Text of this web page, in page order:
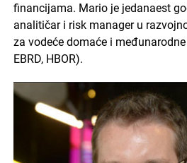
financijama. Mario je jedanaest
analitičar i risk manager u
za vodeće domaće i
EBRD, HBOR).